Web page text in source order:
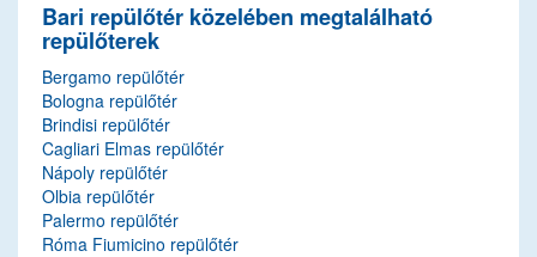
Bari repülőtér közelében megtalálható
repülőterek
Bergamo repülőtér
Bologna repülőtér
Brindisi repülőtér
Cagliari Elmas repülőtér
Nápoly repülőtér
Olbia repülőtér
Palermo repülőtér
Róma Fiumicino repülőtér